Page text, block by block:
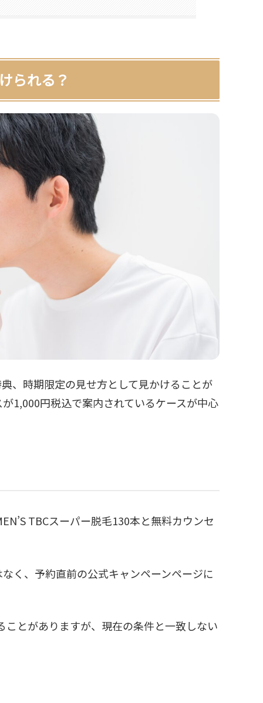
られる？
、時期限定の見せ方として見かけることが
1,000円税込で案内されているケースが中心
TBCスーパー脱毛130本と無料カウンセ
く、予約直前の公式キャンペーンページに
とがありますが、現在の条件と一致しない